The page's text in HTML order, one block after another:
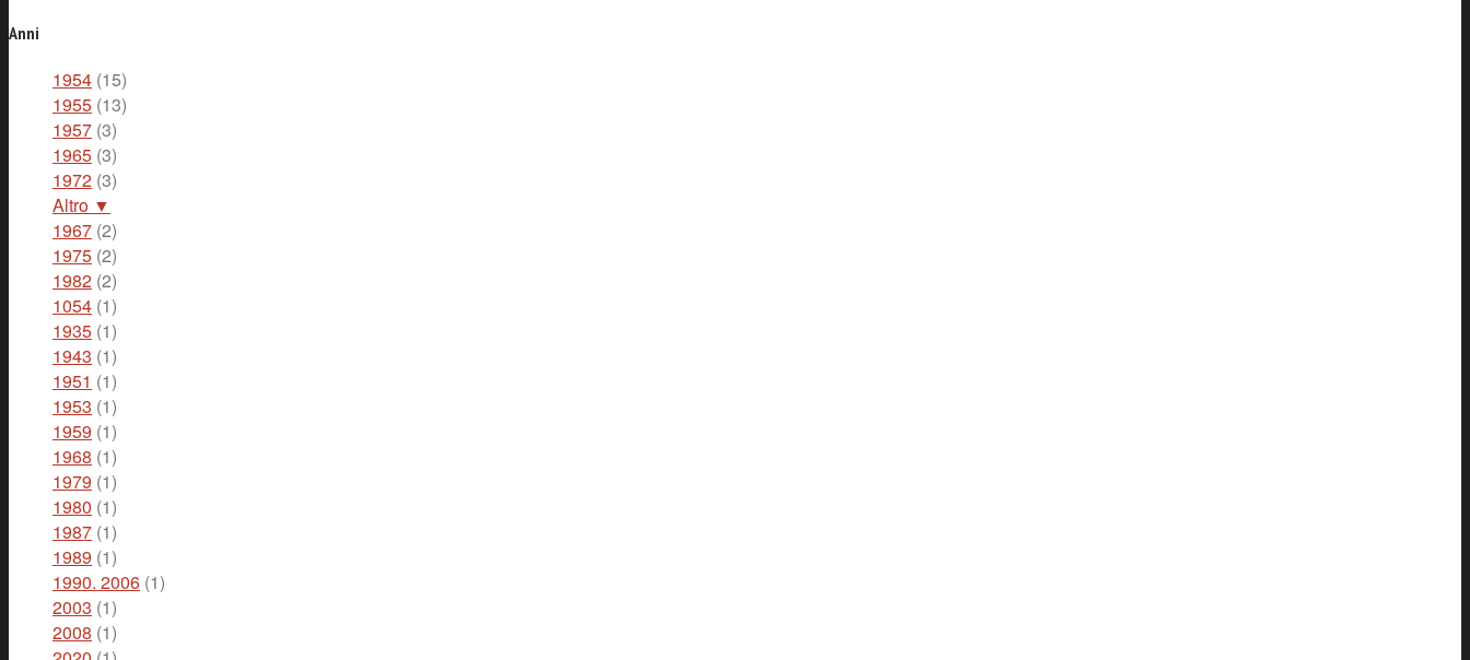
Anni
1954 (15)
1955 (13)
1957 (3)
1965 (3)
1972 (3)
Altro ▼
1967 (2)
1975 (2)
1982 (2)
1054 (1)
1935 (1)
1943 (1)
1951 (1)
1953 (1)
1959 (1)
1968 (1)
1979 (1)
1980 (1)
1987 (1)
1989 (1)
1990. 2006 (1)
2003 (1)
2008 (1)